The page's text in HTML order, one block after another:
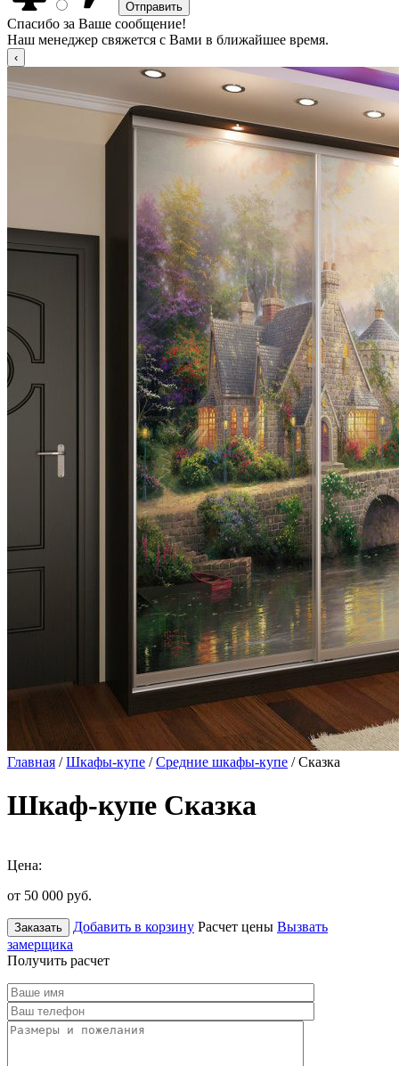
Спасибо за Ваше сообщение!
Наш менеджер свяжется с Вами в ближайшее время.
Главная /Шкафы-купе /Средние шкафы-купе / Сказка
Шкаф-купе Сказка
Цена:
от 50 000 руб.
Заказать Добавить в корзину Расчет цены Вызвать
замерщика
Получить расчет